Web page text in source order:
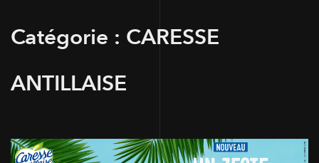
Catégorie : CARESSE
ANTILLAISE